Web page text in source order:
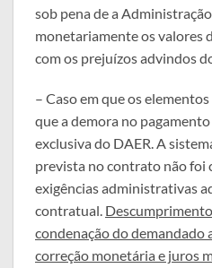
sob pena de a
monetariamente os valores
com os prejuízos advindos
– Caso em que os
que a demora no
exclusiva do DAER. A
prevista no contrato não foi
exigências administrativas
contratual.
condenação do demandado
correção monetária e juros